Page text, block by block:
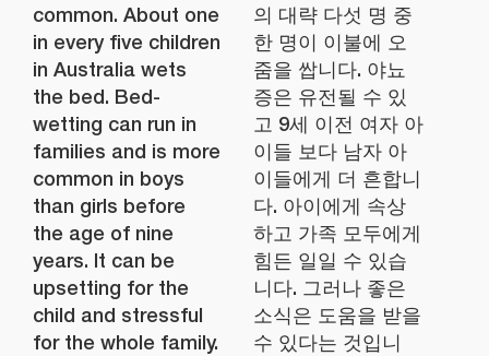
common. About one
in every five children
in Australia wets
the bed. Bed-
wetting can run in
families and is more
common in boys
than girls before
the age of nine
years. It can be
upsetting for the
child and stressful
for the whole family.
의 대략 다섯 명 중
한 명이 이불에 오
줌을 쌉니다. 야뇨
증은 유전될 수 있
고 9세 이전 여자 아
이들 보다 남자 아
이들에게 더 흔합니
다. 아이에게 속상
하고 가족 모두에게
힘든 일일 수 있습
니다. 그러나 좋은
소식은 도움을 받을
수 있다는 것입니